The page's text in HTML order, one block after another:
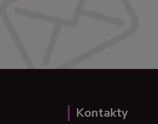
Kontakty